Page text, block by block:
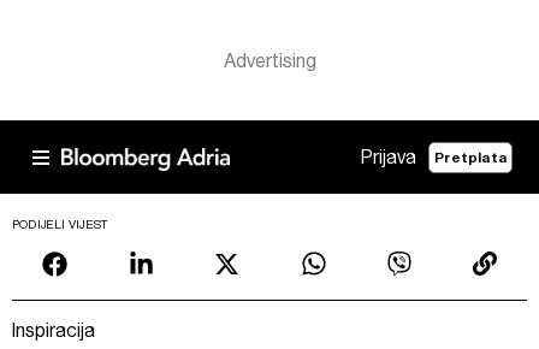
Prijava Pretplata
PODIJELI VIJEST
Inspiracija